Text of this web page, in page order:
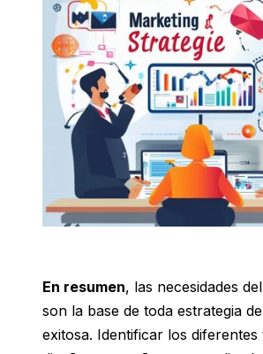
En resumen, las necesidades
son la base de toda estrategia
exitosa. Identificar los diferentes